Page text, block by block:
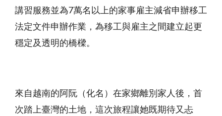
講習服務並為7萬名以上的家事雇主減省申辦移工
法定文件申辦作業，為移工與雇主之間建立起更
穩定及透明的橋樑。
來自越南的阿阮（化名）在家鄉離別家人後，首
次踏上臺灣的土地，這次旅程讓她既期待又忐